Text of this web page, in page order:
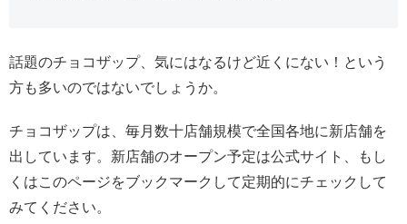
話題のチョコザップ、気にはなるけど近くにない！という
方も多いのではないでしょうか。
チョコザップは、毎月数十店舗規模で全国各地に新店舗を
出しています。新店舗のオープン予定は公式サイト、もし
くはこのページをブックマークして定期的にチェックして
みてください。